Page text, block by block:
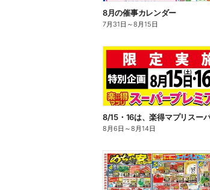
8月の催事カレンダー
7月31日 ～8月15日
8月6日 ～8月14日